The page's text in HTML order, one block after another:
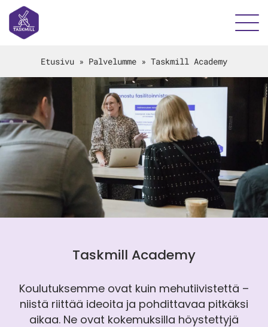
Etusivu » Palvelumme » Taskmill Academy
Taskmill Academy
Koulutuksemme ovat kuin mehutiivistettä –
niistä riittää ideoita ja pohdittavaa pitkäksi
aikaa. Ne ovat kokemuksilla höystettyjä